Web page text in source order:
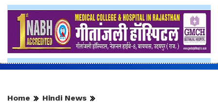
Home Hindi News